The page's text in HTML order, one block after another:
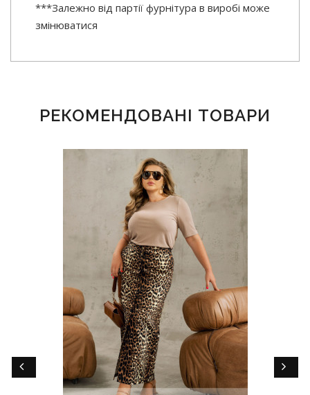
***Залежно від партії фурнітура в виробі може
змінюватися
РЕКОМЕНДОВАНІ ТОВАРИ